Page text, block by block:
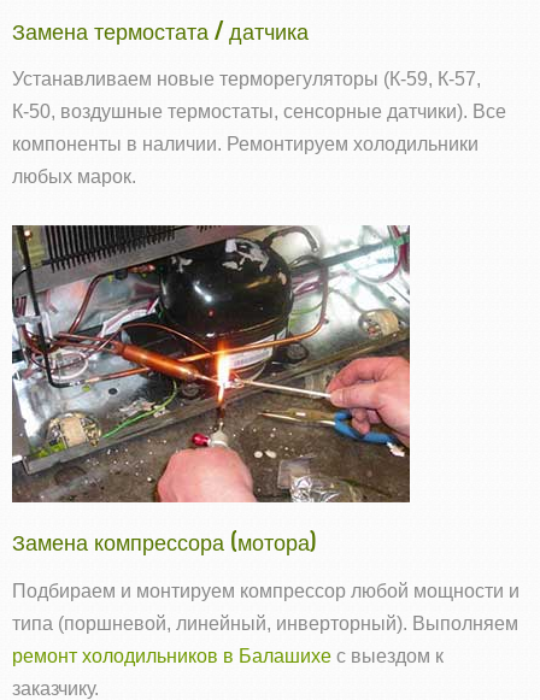
Замена термостата / датчика
Устанавливаем новые терморегуляторы (К‑59, К‑57,
К‑50, воздушные термостаты, сенсорные датчики). Все
компоненты в наличии. Ремонтируем холодильники
любых марок.
Замена компрессора (мотора)
Подбираем и монтируем компрессор любой мощности и
типа (поршневой, линейный, инверторный). Выполняем
ремонт холодильников в Балашихе с выездом к
заказчику.